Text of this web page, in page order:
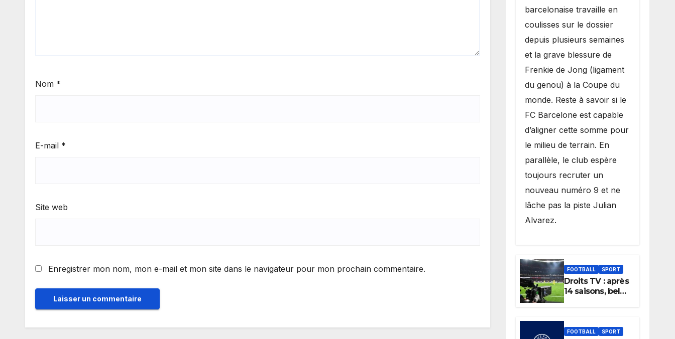
Nom *
E-mail *
Site web
Enregistrer mon nom, mon e-mail et mon site dans le navigateur pour mon prochain commentaire.
barcelonaise travaille en
coulisses sur le dossier
depuis plusieurs semaines
et la grave blessure de
Frenkie de Jong (ligament
du genou) à la Coupe du
monde. Reste à savoir si le
FC Barcelone est capable
d’aligner cette somme pour
le milieu de terrain. En
parallèle, le club espère
toujours recruter un
nouveau numéro 9 et ne
lâche pas la piste Julian
Alvarez.
FOOTBALL SPORT
Droits TV : après
14 saisons, beIN
Sports perd la
Liga
FOOTBALL SPORT